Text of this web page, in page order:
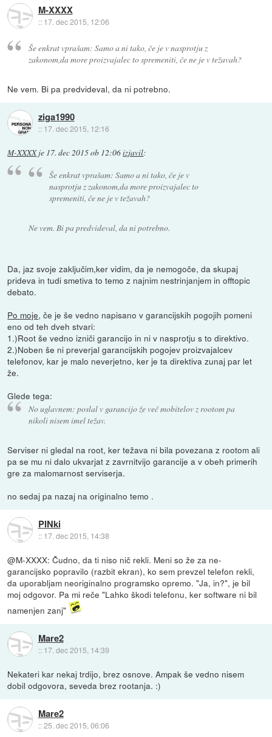
M-XXXX
:: 17. dec 2015, 12:06
Še enkrat vprašam: Samo a ni tako, če je v nasprotju z
zakonom,da more proizvajalec to spremeniti, če ne je v težavah?
Ne vem. Bi pa predvideval, da ni potrebno.
ziga1990
:: 17. dec 2015, 12:16
M-XXXXje 17. dec 2015 ob 12:06izjavil:
Še enkrat vprašam: Samo a ni tako, če je v
nasprotju z zakonom,da more proizvajalec to
spremeniti, če ne je v težavah?
Ne vem. Bi pa predvideval, da ni potrebno.
Da, jaz svoje zaključim,ker vidim, da je nemogoče, da skupaj
prideva in tudi smetiva to temo z najnim nestrinjanjem in offtopic
debato.
Po moje, če je še vedno napisano v garancijskih pogojih pomeni
eno od teh dveh stvari:
1.)Root še vedno izniči garancijo in ni v nasprotju s to direktivo.
2.)Noben še ni preverjal garancijskih pogojev proizvajalcev
telefonov, kar je malo neverjetno, ker je ta direktiva zunaj par let
že.
Glede tega:
No uglavnem: poslal v garancijo že več mobitelov z rootom pa
nikoli nisem imel težav.
Serviser ni gledal na root, ker težava ni bila povezana z rootom ali
pa se mu ni dalo ukvarjat z zavrnitvijo garancije a v obeh primerih
gre za malomarnost serviserja.
no sedaj pa nazaj na originalno temo .
PINki
:: 17. dec 2015, 14:38
@M-XXXX: Čudno, da ti niso nič rekli. Meni so že za ne-
garancijsko popravilo (razbit ekran), ko sem prevzel telefon rekli,
da uporabljam neoriginalno programsko opremo. "Ja, in?", je bil
moj odgovor. Pa mi reče "Lahko škodi telefonu, ker software ni bil
namenjen zanj"
Mare2
:: 17. dec 2015, 14:39
Nekateri kar nekaj trdijo, brez osnove. Ampak še vedno nisem
dobil odgovora, seveda brez rootanja. :)
Mare2
::25. dec 2015, 06:06